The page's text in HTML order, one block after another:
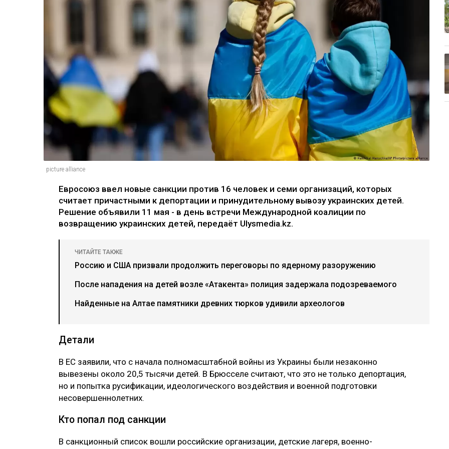
picture alliance
Евросоюз ввел новые санкции против 16 человек и семи организаций, которых
считает причастными к депортации и принудительному вывозу украинских детей.
Решение объявили 11 мая - в день встречи Международной коалиции по
возвращению украинских детей, передаёт Ulysmedia.kz.
ЧИТАЙТЕ ТАКЖЕ
Россию и США призвали продолжить переговоры по ядерному разоружению
После нападения на детей возле «Атакента» полиция задержала подозреваемого
Найденные на Алтае памятники древних тюрков удивили археологов
Детали
В ЕС заявили, что с начала полномасштабной войны из Украины были незаконно
вывезены около 20,5 тысячи детей. В Брюсселе считают, что это не только депортация,
но и попытка русификации, идеологического воздействия и военной подготовки
несовершеннолетних.
Кто попал под санкции
В санкционный список вошли российские организации, детские лагеря, военно-